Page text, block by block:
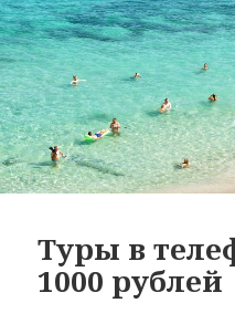
Туры в
1000 рублей